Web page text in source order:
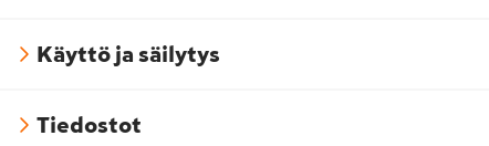
Käyttö ja säilytys
Tiedostot